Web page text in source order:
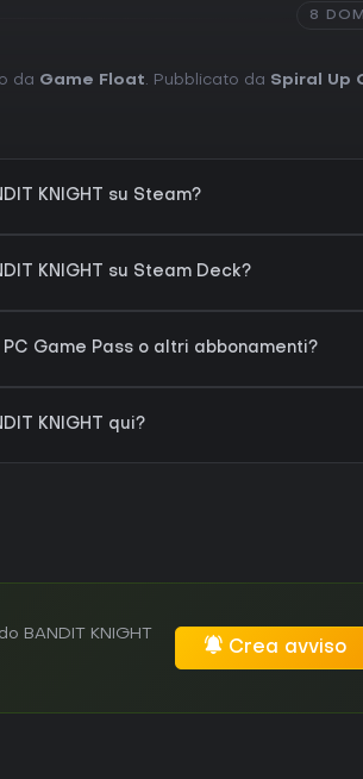
8
da Game Float. Pubblicato da Spiral Up
KNIGHT su Steam?
KNIGHT su Steam Deck?
PC Game Pass o altri abbonamenti?
KNIGHT qui?
BANDIT KNIGHT
Crea avviso